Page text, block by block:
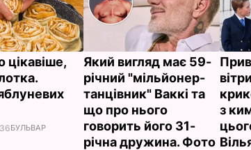
цікавіше,
БУЛЬВАР
Який вигляд має 59-
річний "мільйонер-
танцівник" Ваккі та
що про нього
говорить його 31-
річна дружина. Фото
з